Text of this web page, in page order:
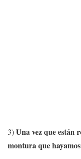
3)Una vez que están
montura que